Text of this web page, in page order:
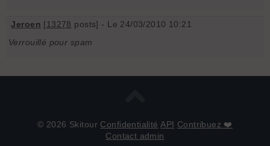
Jeroen [13278 posts] - Le 24/03/2010 10:21
Verrouillé pour spam
© 2026 Skitour Confidentialité API Contribuez ❤️
Contact admin